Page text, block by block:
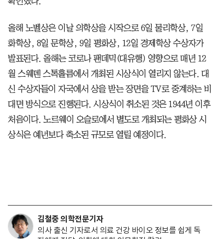
올해 노벨상은 이날 의학상을 시작으로 6일 물리학상, 7일
화학상, 8일 문학상, 9일 평화상, 12일 경제학상 수상자가
발표된다. 올해는 코로나 팬데믹(대유행) 영향으로 매년 12
월 스웨덴 스톡홀름에서 개최된 시상식이 열리지 않는다. 대
신 수상자들이 자국에서 상을 받는 장면을 TV로 중계하는 비
대면 방식으로 진행된다. 시상식이 취소된 것은 1944년 이후
처음이다. 노르웨이 오슬로에서 별도로 개최되는 평화상 시
상식은 예년보다 축소된 규모로 열릴 예정이다.
김철중 의학전문기자
의사 출신 기자로서 의료 건강 바이오 정보를 쉽게 독